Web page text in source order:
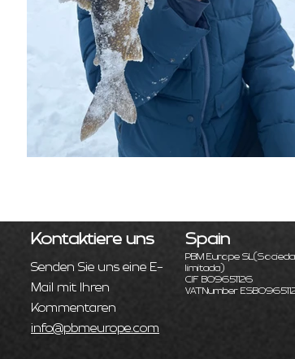
Kontaktiere uns
Senden Sie uns eine E-
Mail mit Ihren
Kommentaren
info@pbmeurope.com
Spain
PBM Europe SL
limitada)
CIF B09651126
VATNumber